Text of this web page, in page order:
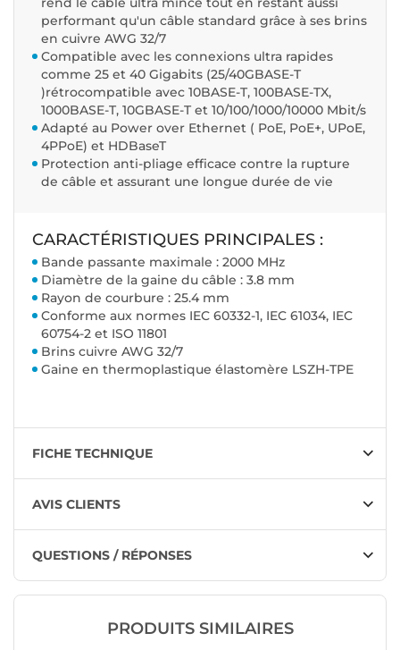
performant qu'un câble standard grâce à ses brins
en cuivre AWG 32/7
Compatible avec les connexions ultra rapides
comme 25 et 40 Gigabits (25/40GBASE-T
)rétrocompatible avec 10BASE-T, 100BASE-TX,
1000BASE-T, 10GBASE-T et 10/100/1000/10000 Mbit/s
Adapté au Power over Ethernet ( PoE, PoE+, UPoE,
4PPoE) et HDBaseT
Protection anti-pliage efficace contre la rupture
de câble et assurant une longue durée de vie
CARACTÉRISTIQUES PRINCIPALES :
Bande passante maximale : 2000 MHz
Diamètre de la gaine du câble : 3.8 mm
Rayon de courbure : 25.4 mm
Conforme aux normes IEC 60332-1, IEC 61034, IEC
60754-2 et ISO 11801
Brins cuivre AWG 32/7
Gaine en thermoplastique élastomère LSZH-TPE
FICHE TECHNIQUE
AVIS CLIENTS
QUESTIONS / RÉPONSES
PRODUITS SIMILAIRES